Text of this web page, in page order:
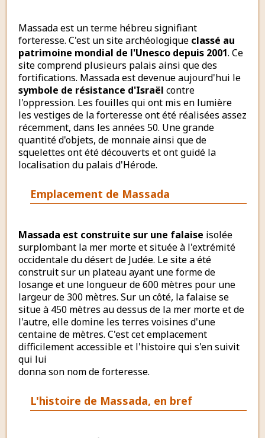
Massada est un terme hébreu signifiant
forteresse. C'est un site archéologique classé au
patrimoine mondial de l'Unesco depuis 2001. Ce
site comprend plusieurs palais ainsi que des
fortifications. Massada est devenue aujourd'hui le
symbole de résistance d'Israël contre
l'oppression. Les fouilles qui ont mis en lumière
les vestiges de la forteresse ont été réalisées assez
récemment, dans les années 50. Une grande
quantité d'objets, de monnaie ainsi que de
squelettes ont été découverts et ont guidé la
localisation du palais d'Hérode.
Emplacement de Massada
Massada est construite sur une falaise isolée
surplombant la mer morte et située à l'extrémité
occidentale du désert de Judée. Le site a été
construit sur un plateau ayant une forme de
losange et une longueur de 600 mètres pour une
largeur de 300 mètres. Sur un côté, la falaise se
situe à 450 mètres au dessus de la mer morte et de
l'autre, elle domine les terres voisines d'une
centaine de mètres. C'est cet emplacement
difficilement accessible et l'histoire qui s'en suivit
qui lui
donna son nom de forteresse.
L'histoire de Massada, en bref